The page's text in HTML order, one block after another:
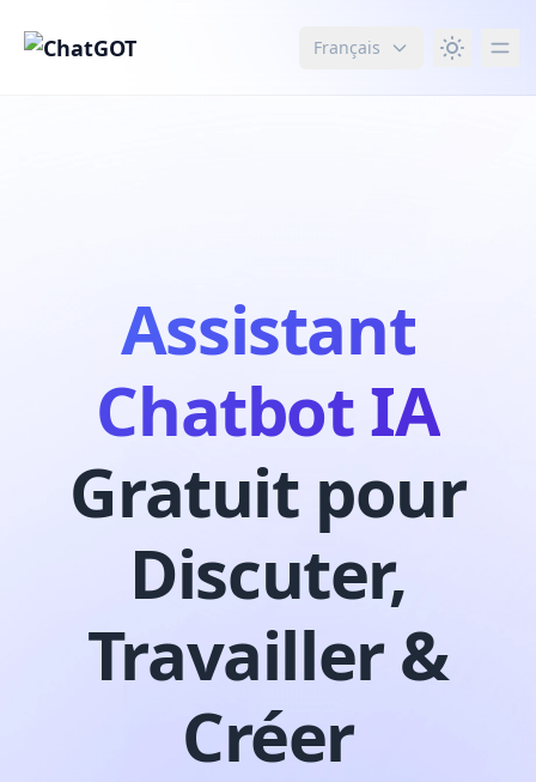
Français
Assistant
Chatbot IA
Gratuit pour
Discuter,
Travailler &
Créer